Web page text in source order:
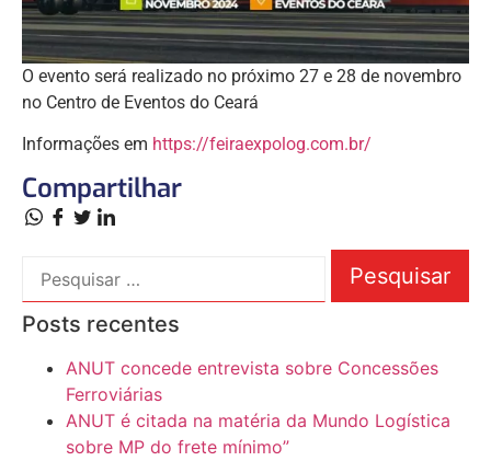
O evento será realizado no próximo 27 e 28 de novembro
no Centro de Eventos do Ceará
Informações em https://feiraexpolog.com.br/
Compartilhar
Posts recentes
ANUT concede entrevista sobre Concessões
Ferroviárias
ANUT é citada na matéria da Mundo Logística
sobre MP do frete mínimo”